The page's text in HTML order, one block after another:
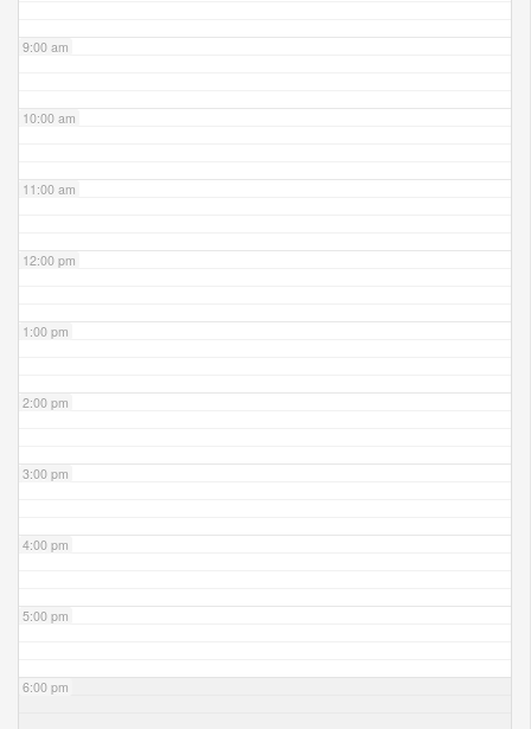
9:00 am
10:00 am
11:00 am
12:00 pm
1:00 pm
2:00 pm
3:00 pm
4:00 pm
5:00 pm
6:00 pm